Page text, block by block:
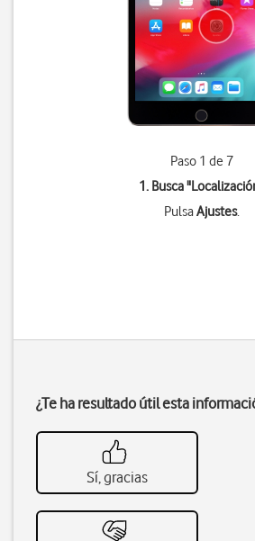
Paso 1 de 7
1. Busca "
PulsaAjustes.
¿Te ha resultado útil esta
Sí, gracias